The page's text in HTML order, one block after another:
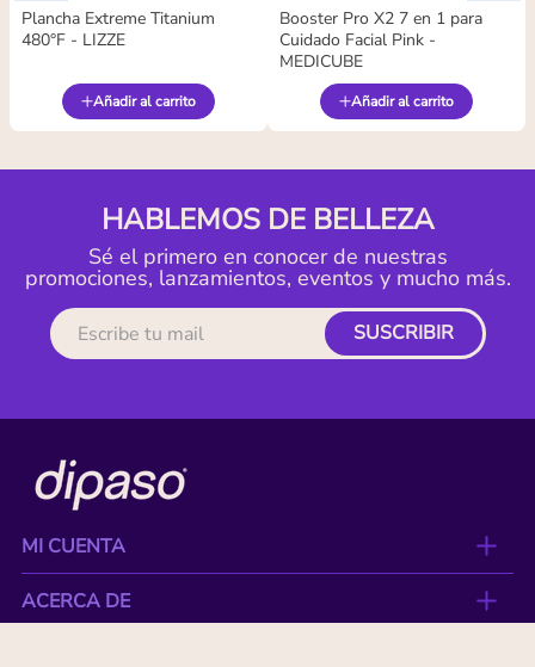
Plancha Extreme Titanium
480°F - LIZZE
Añadir al carrito
Booster Pro X2 7 en 1 para
Cuidado Facial Pink -
MEDICUBE
Añadir al carrito
HABLEMOS DE BELLEZA
Sé el primero en conocer de nuestras
promociones, lanzamientos, eventos y mucho más.
SUSCRIBIR
MI CUENTA
ACERCA DE